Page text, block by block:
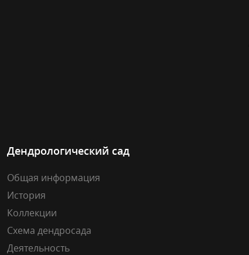
Дендрологический сад
Общая информация
История
Коллекции
Схема дендросада
Деятельность